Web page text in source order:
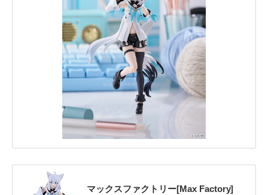
マックスファクトリー[Max Factory]